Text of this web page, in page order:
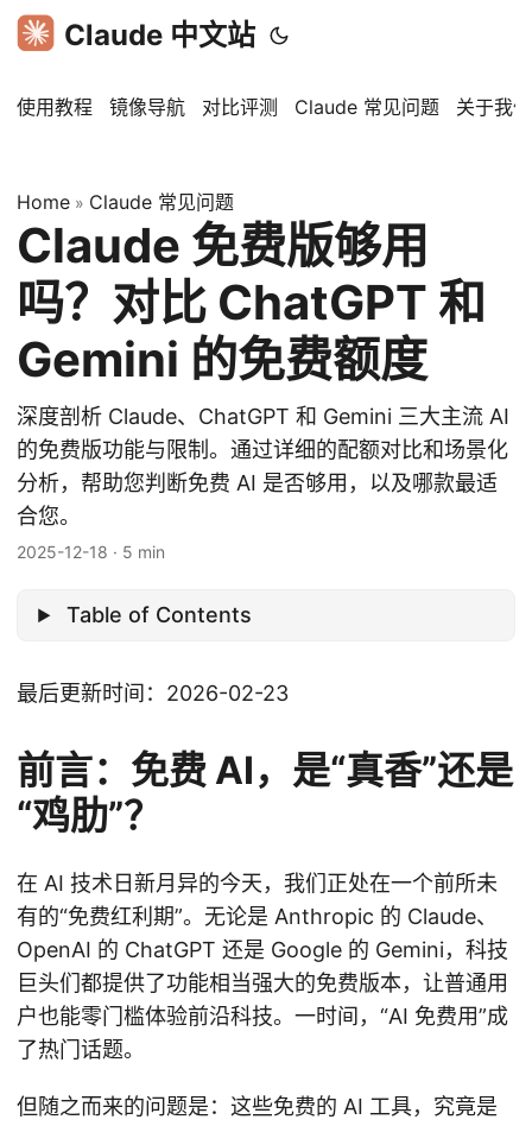
Claude 中文站
使用教程 镜像导航 对比评测 Claude 常见问题 关于我们
Home » Claude 常见问题
Claude 免费版够用
吗？对比 ChatGPT 和
Gemini 的免费额度
深度剖析 Claude、ChatGPT 和 Gemini 三大主流 AI
的免费版功能与限制。通过详细的配额对比和场景化
分析，帮助您判断免费 AI 是否够用，以及哪款最适
合您。
2025-12-18 · 5 min
Table of Contents
最后更新时间：2026-02-23
前言：免费 AI，是“真香”还是
“鸡肋”？
在 AI 技术日新月异的今天，我们正处在一个前所未
有的“免费红利期”。无论是 Anthropic 的 Claude、
OpenAI 的 ChatGPT 还是 Google 的 Gemini，科技
巨头们都提供了功能相当强大的免费版本，让普通用
户也能零门槛体验前沿科技。一时间，“AI 免费用”成
了热门话题。
但随之而来的问题是：这些免费的 AI 工具，究竟是